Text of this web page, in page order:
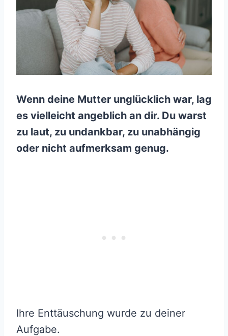
Wenn deine Mutter unglücklich war, lag
es vielleicht angeblich an dir. Du warst
zu laut, zu undankbar, zu unabhängig
oder nicht aufmerksam genug.
Ihre Enttäuschung wurde zu deiner
Aufgabe.